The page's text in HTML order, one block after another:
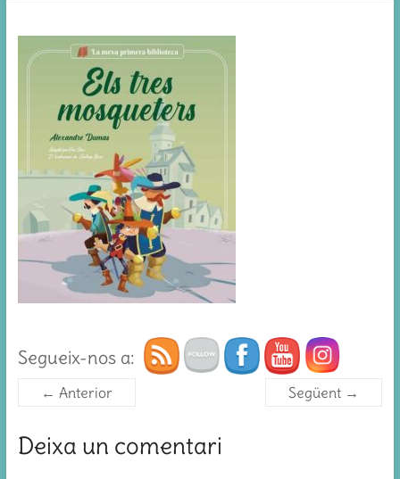
Segueix-nos a:
← Anterior Següent →
Deixa un comentari